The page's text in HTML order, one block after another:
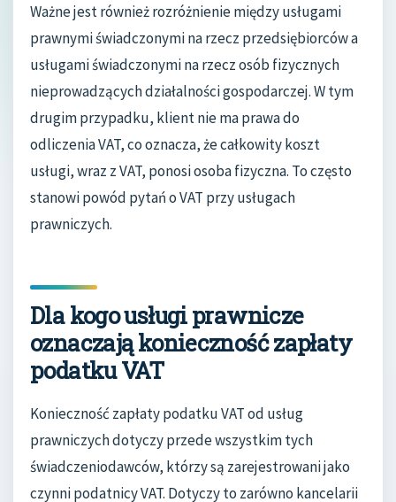
Ważne jest również rozróżnienie między usługami
prawnymi świadczonymi na rzecz przedsiębiorców a
usługami świadczonymi na rzecz osób fizycznych
nieprowadzących działalności gospodarczej. W tym
drugim przypadku, klient nie ma prawa do
odliczenia VAT, co oznacza, że całkowity koszt
usługi, wraz z VAT, ponosi osoba fizyczna. To często
stanowi powód pytań o VAT przy usługach
prawniczych.
Dla kogo usługi prawnicze
oznaczają konieczność zapłaty
podatku VAT
Konieczność zapłaty podatku VAT od usług
prawniczych dotyczy przede wszystkim tych
świadczeniodawców, którzy są zarejestrowani jako
czynni podatnicy VAT. Dotyczy to zarówno kancelarii